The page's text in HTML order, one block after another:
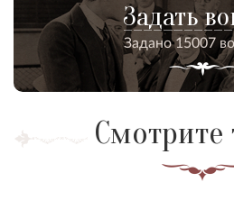
Задать
Задано 15007
Смотрите